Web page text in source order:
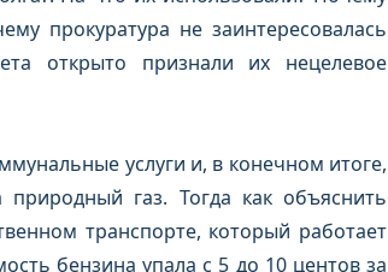
прокуратура не заинтересовалась
открыто признали их нецелевое
услуги и, в конечном итоге,
газ. Тогда как объяснить
транспорте, который работает
бензина упала с 5 до 10 центов за